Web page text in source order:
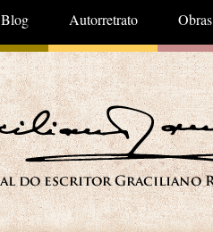
Blog Autorretrato Obras